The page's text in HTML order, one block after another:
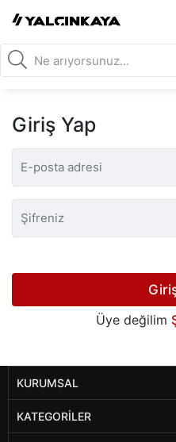
Giriş Yap
Üye değilim
KURUMSAL
KATEGORILER